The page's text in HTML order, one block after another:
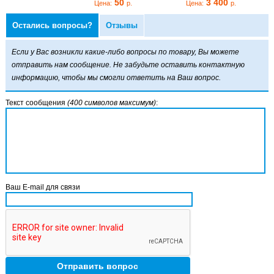
Цена: 50 р. Цена: 3 400 р.
Остались вопросы? Отзывы
Если у Вас возникли какие-либо вопросы по товару, Вы можете
отправить нам сообщение. Не забудьте оставить контактную
информацию, чтобы мы смогли ответить на Ваш вопрос.
Текст сообщения (400 символов максимум):
Ваш E-mail для связи